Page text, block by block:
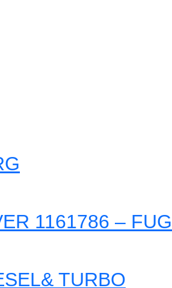
1161786 –
TURBO